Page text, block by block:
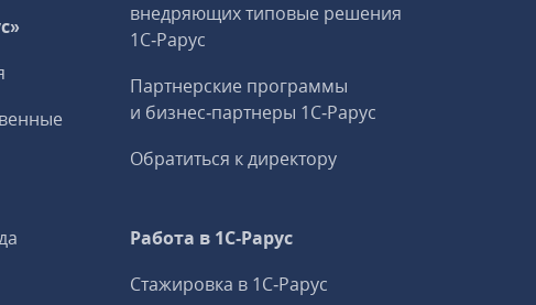
внедряющих типовые решения
1С‑Рарус
Партнерские программы
и бизнес‑партнеры 1С‑Рарус
Обратиться к директору
Работа в 1С‑Рарус
Стажировка в 1С‑Рарус